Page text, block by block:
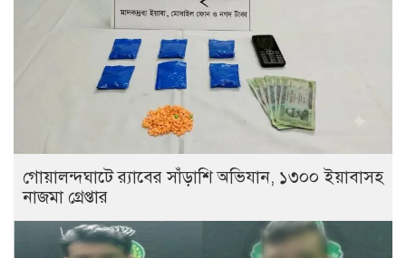
গোয়ালন্দঘাটে র‌্যাবের সাঁড়াশি অভিযান, ১৩০০ ইয়াবাসহ
নাজমা গ্রেপ্তার